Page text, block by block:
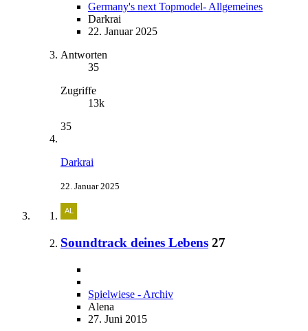
Germany's next Topmodel- Allgemeines
Darkrai
22. Januar 2025
Antworten
35
Zugriffe
13k
35
Darkrai
22. Januar 2025
Soundtrack deines Lebens 27
Spielwiese - Archiv
Alena
27. Juni 2015